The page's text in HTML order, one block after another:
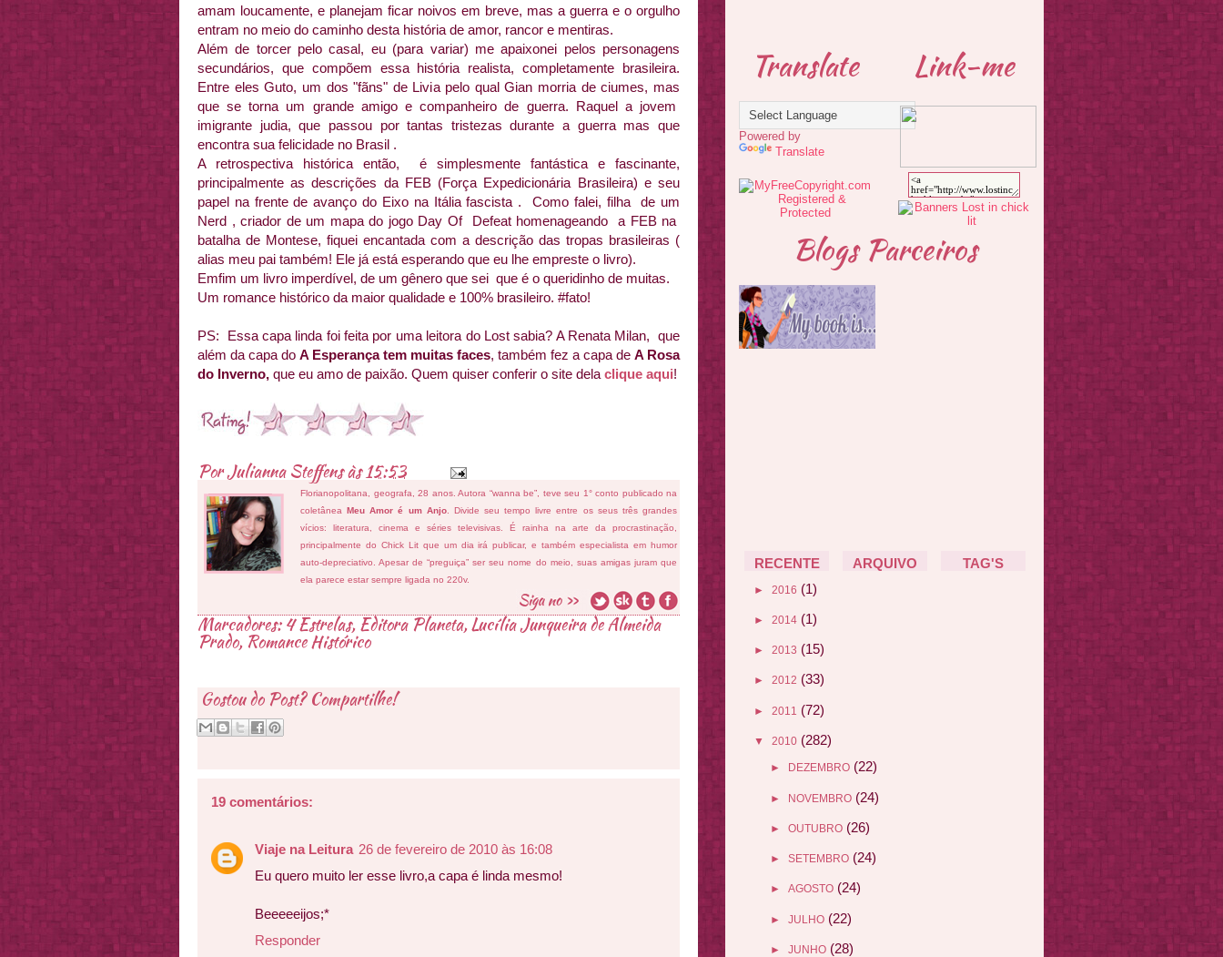
amam loucamente, e planejam ficar noivos em breve, mas a guerra e o orgulho
entram no meio do caminho desta história de amor, rancor e mentiras.
Além de torcer pelo casal, eu (para variar) me apaixonei pelos personagens
secundários, que compõem essa história realista, completamente brasileira.
Entre eles Guto, um dos "fãns" de Livia pelo qual Gian morria de ciumes, mas
que se torna um grande amigo e companheiro de guerra. Raquel a jovem
imigrante judia, que passou por tantas tristezas durante a guerra mas que
encontra sua felicidade no Brasil .
A retrospectiva histórica então, é simplesmente fantástica e fascinante,
principalmente as descrições da FEB (Força Expedicionária Brasileira) e seu
papel na frente de avanço do Eixo na Itália fascista . Como falei, filha de um
Nerd , criador de um mapa do jogo Day Of Defeat homenageando a FEB na
batalha de Montese, fiquei encantada com a descrição das tropas brasileiras (
alias meu pai também! Ele já está esperando que eu lhe empreste o livro).
Emfim um livro imperdível, de um gênero que sei que é o queridinho de muitas.
Um romance histórico da maior qualidade e 100% brasileiro. #fato!
PS: Essa capa linda foi feita por uma leitora do Lost sabia? A Renata Milan, que
além da capa do A Esperança tem muitas faces, também fez a capa de A Rosa
do Inverno, que eu amo de paixão. Quem quiser conferir o site dela clique aqui!
PorJulianna Steffensàs15:53
Florianopolitana, geografa, 28 anos. Autora “wanna be”, teve seu 1° conto publicado na
coletâneaMeu Amor é um Anjo. Divide seu tempo livre entre os seus três grandes
vícios: literatura, cinema e séries televisivas. É rainha na arte da procrastinação,
principalmente do Chick Lit que um dia irá publicar, e também especialista em humor
auto-depreciativo. Apesar de “preguiça” ser seu nome do meio, suas amigas juram que
ela parece estar sempre ligada no 220v.
Marcadores:4 Estrelas,Editora Planeta,Lucília Junqueira de Almeida
Prado, Romance Histórico
Gostou do Post? Compartilhe!
19 comentários:
Viaje na Leitura 26 de fevereiro de 2010 às 16:08
Eu quero muito ler esse livro,a capa é linda mesmo!
Beeeeeijos;*
Responder
Translate
Powered by
Translate
Link-me
Blogs Parceiros
RECENTE ARQUIVO TAG'S
► 2016 (1)
► 2014 (1)
► 2013 (15)
► 2012 (33)
► 2011 (72)
▼ 2010 (282)
► DEZEMBRO (22)
► NOVEMBRO (24)
► OUTUBRO (26)
► SETEMBRO (24)
► AGOSTO (24)
► JULHO (22)
► JUNHO (28)